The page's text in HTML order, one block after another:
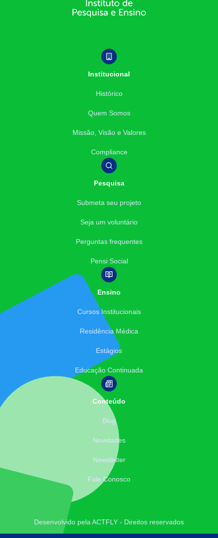
Institucional
Histórico
Quem Somos
Missão, Visão e Valores
Compliance
Pesquisa
Submeta seu projeto
Seja um voluntário
Perguntas frequentes
Pensi Social
Ensino
Cursos Institucionais
Residência Médica
Estágios
Educação Continuada
Conteúdo
Blog
Novidades
Newsletter
Fale Conosco
Desenvolvido pela ACTFLY - Direitos reservados